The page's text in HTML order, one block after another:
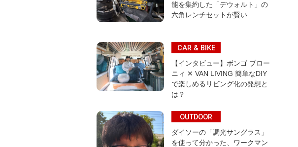
能を集約した「デウォルト」の
六角レンチセットが賢い
CAR & BIKE
【インタビュー】ボンゴ ブロー
ニィ ✕ VAN LIVING 簡単なDIY
で楽しめるリビング化の発想と
は？
OUTDOOR
ダイソーの「調光サングラス」
を使って分かった、ワークマン